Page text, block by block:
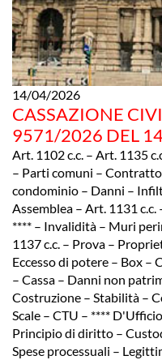
14/04/2026
CASSAZIONE
9571/2026 DEL
Art. 1102 c.c. – Art. 1135
– Parti comuni –
condominio – Danni –
Assemblea – Art. 1131
**** – Invalidità – Muri
1137 c.c. – Prova –
Eccesso di potere – Box –
– Cassa – Danni non
Costruzione – Stabilità –
Scale – CTU – ****
Principio di diritto –
Spese processuali –